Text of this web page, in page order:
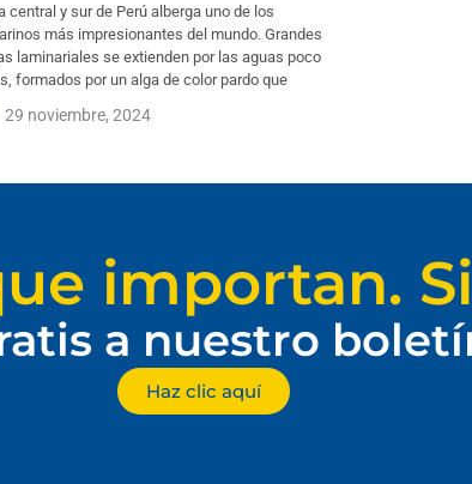
central y sur de Perú alberga uno de los
más impresionantes del mundo. Grandes
laminariales se extienden por las aguas poco
formados por un alga de color pardo que
29 noviembre, 2024
importan.
a nuestro
Haz clic aquí